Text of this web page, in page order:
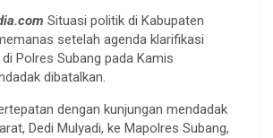
Situasi politik di Kabupaten
setelah agenda klarifikasi
Polres Subang pada Kamis
dibatalkan.
dengan kunjungan mendadak
Dedi Mulyadi, ke Mapolres Subang,